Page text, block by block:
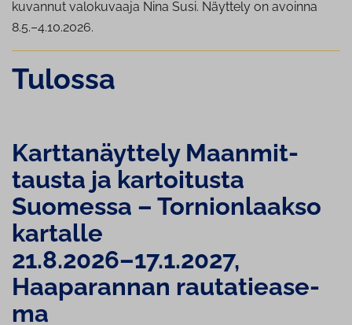
kuvannut valokuvaaja Nina Susi. Näyttely on avoinna
8.5.–4.10.2026.
Tulossa
Kart­ta­näyt­te­ly Maan­mit­
taus­ta ja kartoitusta
Suomessa – Tor­nion­laak­so
kartalle
21.8.2026–17.1.2027,
Haaparannan rau­ta­tie­a­se­
ma